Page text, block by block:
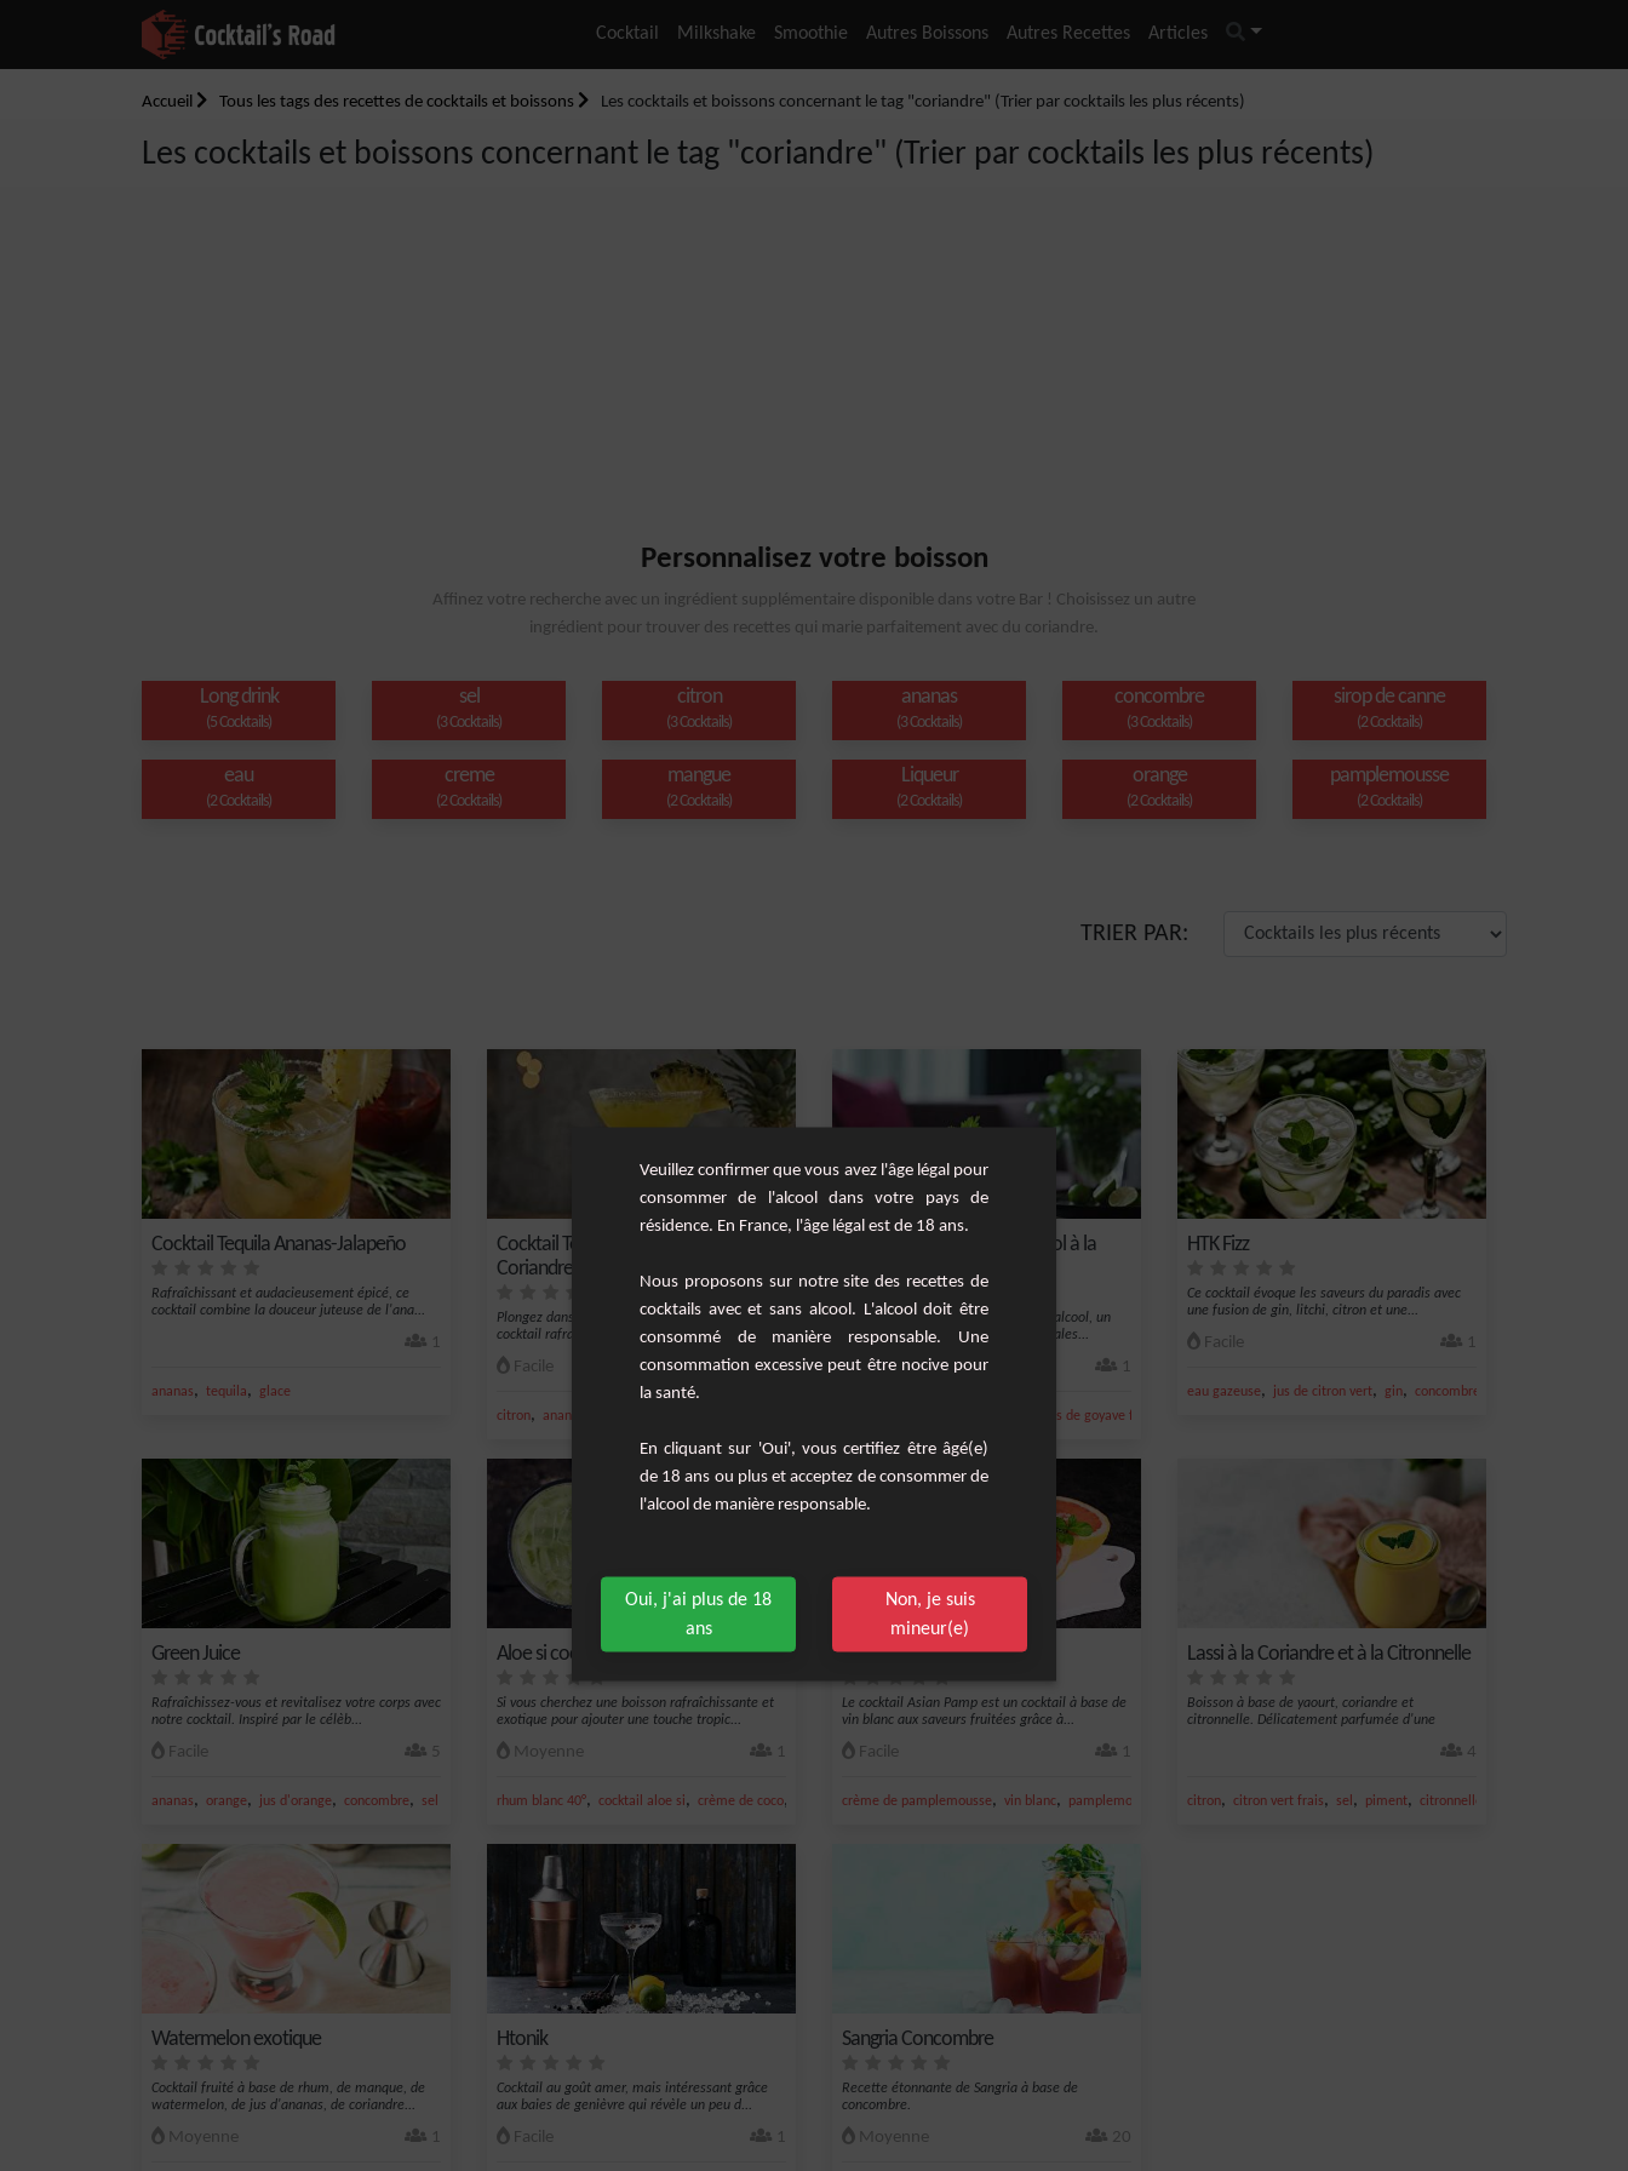
Cocktail Milkshake Smoothie Autres Boissons Autres Recettes Articles
Accueil Tous les tags des recettes de cocktails et boissons Les cocktails et boissons concernant le tag "coriandre" (Trier par cocktails les plus récents)
Les cocktails et boissons concernant le tag "coriandre" (Trier par cocktails les plus récents)
Personnalisez votre boisson
Affinez votre recherche avec un ingrédient supplémentaire disponible dans votre Bar ! Choisissez un autre
ingrédient pour trouver des recettes qui marie parfaitement avec du coriandre.
Long drink
(5 Cocktails)
sel
(3 Cocktails)
citron
(3 Cocktails)
ananas
(3 Cocktails)
concombre
(3 Cocktails)
sirop de canne
(2 Cocktails)
eau
(2 Cocktails)
creme
(2 Cocktails)
mangue
(2 Cocktails)
Liqueur
(2 Cocktails)
orange
(2 Cocktails)
pamplemousse
(2 Cocktails)
TRIER PAR:
Cocktail Tequila Ananas-Jalapeño
Rafraîchissant et audacieusement épicé, ce
cocktail combine la douceur juteuse de l'ana...
1
ananas, tequila, glace
Cocktail Tequila-Ananas à la
Coriandre
Plongez dans un monde de saveurs avec ce
cocktail rafraîchissant et audacieux, où la te...
Facile 1
citron, ananas
Cocktail Exotique Sans Alcool à la
Goyave et Framboise
Découvrez le cocktail exotique sans alcool, un
mélange délicieux de saveurs tropicales...
Moyenne 1
jus de goyave framboise
HTK Fizz
Ce cocktail évoque les saveurs du paradis avec
une fusion de gin, litchi, citron et une...
Facile 1
eau gazeuse, jus de citron vert, gin, concombre
Green Juice
Rafraîchissez-vous et revitalisez votre corps avec
notre cocktail. Inspiré par le célèb...
Facile 5
ananas, orange, jus d'orange, concombre, sel
Aloe si coco
Si vous cherchez une boisson rafraîchissante et
exotique pour ajouter une touche tropic...
Moyenne 1
rhum blanc 40°, cocktail aloe si, crème de coco, Long drink
Asian Pamp
Le cocktail Asian Pamp est un cocktail à base de
vin blanc aux saveurs fruitées grâce à...
Facile 1
crème de pamplemousse, vin blanc, pamplemousse creme,Vin
Lassi à la Coriandre et à la Citronnelle
Boisson à base de yaourt, coriandre et
citronnelle. Délicatement parfumée d'une
4
citron, citron vert frais, sel , piment, citronnelle
Watermelon exotique
Cocktail fruité à base de rhum, de manque, de
watermelon, de jus d'ananas, de coriandre...
Moyenne 1
Htonik
Cocktail au goût amer, mais intéressant grâce
aux baies de genièvre qui révèle un peu d...
Facile 1
Sangria Concombre
Recette étonnante de Sangria à base de
concombre.
Moyenne 20
Veuillez confirmer que vous avez l'âge légal pour
consommer de l'alcool dans votre pays de
résidence. En France, l'âge légal est de 18 ans.
Nous proposons sur notre site des recettes de
cocktails avec et sans alcool. L'alcool doit être
consommé de manière responsable. Une
consommation excessive peut être nocive pour
la santé.
En cliquant sur 'Oui', vous certifiez être âgé(e)
de 18 ans ou plus et acceptez de consommer de
l'alcool de manière responsable.
Oui, j'ai plus de 18
ans
Non, je suis
mineur(e)